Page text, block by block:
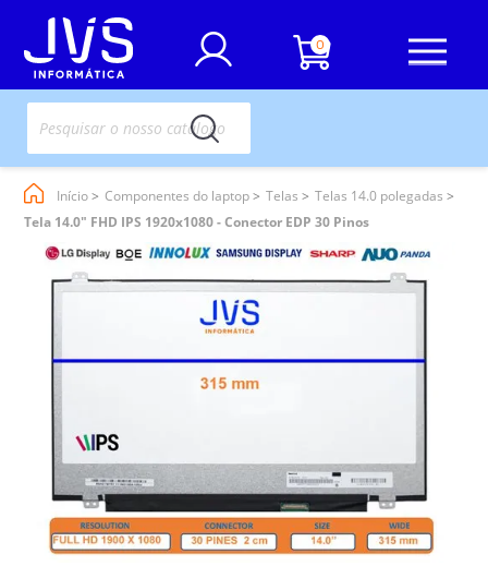
0
Início Componentes do laptop Telas
Telas 14.0 polegadas
Tela 14.0" FHD IPS 1920x1080 - Conector EDP 30 Pinos